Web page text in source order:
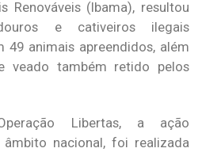
Renováveis (Ibama), resultou
e cativeiros ilegais
49 animais apreendidos, além
veado também retido pelos
Libertas, a ação
nacional, foi realizada